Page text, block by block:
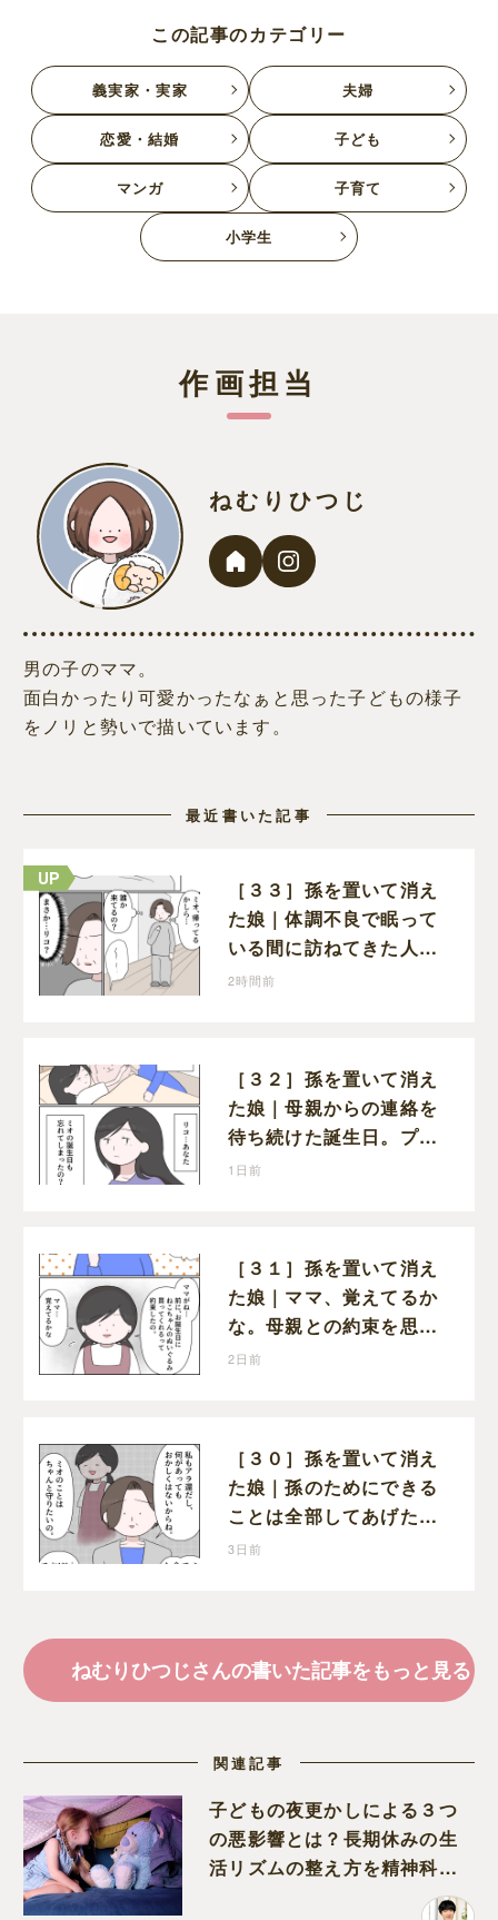
この記事のカテゴリー
義実家・実家 夫婦
恋愛・結婚 子ども
マンガ 子育て
小学生
作画担当
ねむりひつじ
男の子のママ。
面白かったり可愛かったなぁと思った子どもの様子
をノリと勢いで描いています。
最近書いた記事
［３３］孫を置いて消え
た娘｜体調不良で眠って
いる間に訪ねてきた人物
は誰？娘が戻ってきたの
2時間前
［３２］孫を置いて消え
た娘｜母親からの連絡を
待ち続けた誕生日。プレ
ゼントもお祝いの言葉も
1日前
［３１］孫を置いて消え
た娘｜ママ、覚えてるか
な。母親との約束を思い
出し寂しそうな孫に胸が
2日前
［３０］孫を置いて消え
た娘｜孫のためにできる
ことは全部してあげた
い。孫を養子に迎えるこ
3日前
ねむりひつじさんの書いた記事をもっと見る
関連記事
子どもの夜更かしによる３つ
の悪影響とは？長期休みの生
活リズムの整え方を精神科医